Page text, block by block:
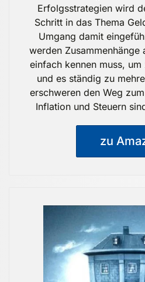
Erfolgsstrategien wird
Schritt in das Thema
Umgang damit
werden
einfach kennen muss,
und es ständig zu
erschweren den Weg
Inflation und Steuern
zu